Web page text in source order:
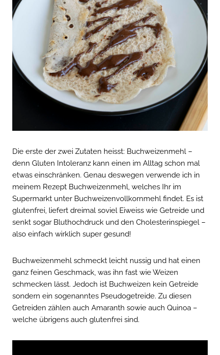
Die erste der zwei Zutaten heisst: Buchweizenmehl –
denn Gluten Intoleranz kann einen im Alltag schon mal
etwas einschränken. Genau deswegen verwende ich in
meinem Rezept Buchweizenmehl, welches Ihr im
Supermarkt unter Buchweizenvollkornmehl findet. Es ist
glutenfrei, liefert dreimal soviel Eiweiss wie Getreide und
senkt sogar Bluthochdruck und den Cholesterinspiegel –
also einfach wirklich super gesund!
Buchweizenmehl schmeckt leicht nussig und hat einen
ganz feinen Geschmack, was ihn fast wie Weizen
schmecken lässt. Jedoch ist Buchweizen kein Getreide
sondern ein sogenanntes Pseudogetreide. Zu diesen
Getreiden zählen auch Amaranth sowie auch Quinoa –
welche übrigens auch glutenfrei sind.